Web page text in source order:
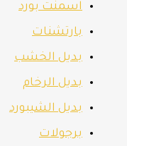
اسمنت بورد
بارتشنات
بديل الخشب
بديل الرخام
بديل الشيبورد
برجولات